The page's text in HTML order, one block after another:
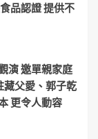
品認證 提供不
演 邀單親家庭
藏父愛、郭子乾
更令人動容